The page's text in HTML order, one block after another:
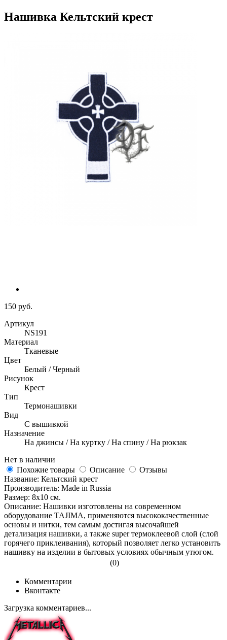
Нашивка Кельтский крест
150 руб.
Артикул
NS191
Материал
Тканевые
Цвет
Белый / Черный
Рисунок
Крест
Тип
Термонашивки
Вид
С вышивкой
Назначение
На джинсы / На куртку / На спину / На рюкзак
Нет в наличии
Похожие товары
Описание
Отзывы
Название: Кельтский крест
Производитель: Made in Russia
Размер: 8x10 см.
Описание: Нашивки изготовлены на современном
оборудование TAJIMA, применяются высококачественные
основы и нитки, тем самым достигая высочайшей
детализация нашивки, а также super термоклеевой слой (слой
горячего приклеивания), который позволяет легко установить
нашивку на изделии в бытовых условиях обычным утюгом.
(0)
Комментарии
Вконтакте
Загрузка комментариев...